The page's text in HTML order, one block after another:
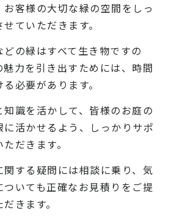
客様の大切な緑の空間をしっ
ていただきます。
の緑はすべて生き物ですの
魅力を引き出すためには、時間
必要があります。
知識を活かして、皆様のお庭の
に活かせるよう、しっかりサポ
だきます。
関する疑問には相談に乗り、気
ついても正確なお見積りをご提
きます。